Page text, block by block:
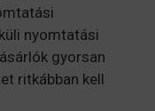
nyomtatási
gyorsan
ritkábban kell